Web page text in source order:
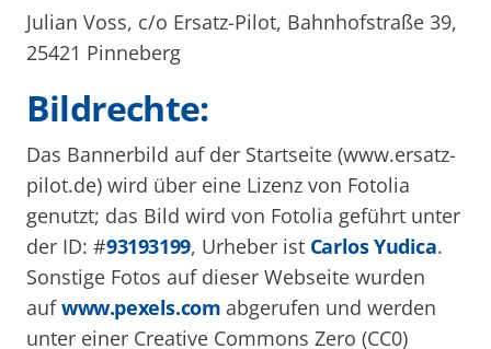
Julian Voss, c/o Ersatz-Pilot, Bahnhofstraße 39,
25421 Pinneberg
Bildrechte:
Das Bannerbild auf der Startseite (www.ersatz-
pilot.de) wird über eine Lizenz von Fotolia
genutzt; das Bild wird von Fotolia geführt unter
der ID: #93193199, Urheber ist Carlos Yudica.
Sonstige Fotos auf dieser Webseite wurden
aufwww.pexels.com abgerufen und werden
unter einer Creative Commons Zero (CC0)